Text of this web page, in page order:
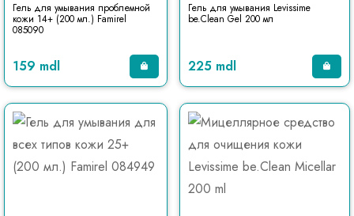
Гель для умывания проблемной
кожи 14+ (200 мл.) Famirel
085090
159 mdl
Гель для умывания Levissime
be.Clean Gel 200 мл
225 mdl